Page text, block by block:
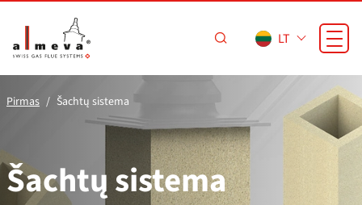
LT
Pirmas Šachtų sistema
Šachtų sistema